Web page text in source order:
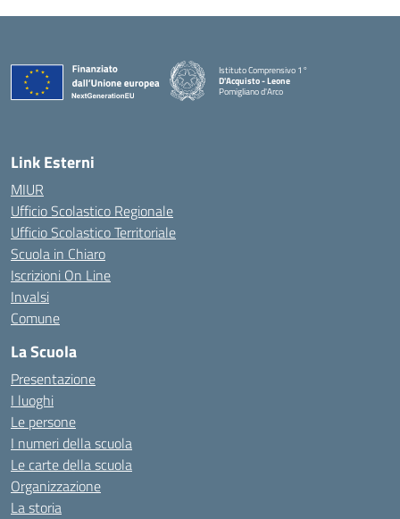
Istituto Comprensivo 1°
D'Acquisto - Leone
Pomigliano d'Arco
— Visita la pagina iniziale della scuola
Link Esterni
MIUR
Ufficio Scolastico Regionale
Ufficio Scolastico Territoriale
Scuola in Chiaro
Iscrizioni On Line
Invalsi
Comune
La Scuola
Presentazione
I luoghi
Le persone
I numeri della scuola
Le carte della scuola
Organizzazione
La storia